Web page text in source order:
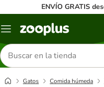
ENVÍO GRATIS
Menú
Buscar
productos
Gatos Comida húmeda